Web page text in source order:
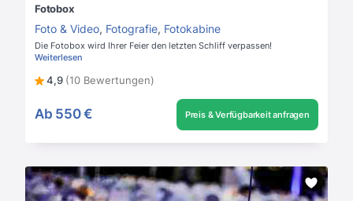
Fotobox
Foto & Video, Fotografie, Fotokabine
Die Fotobox wird Ihrer Feier den letzten Schliff verpassen!
Weiterlesen
4,9 (10 Bewertungen)
Ab 550 € Preis & Verfügbarkeit anfragen